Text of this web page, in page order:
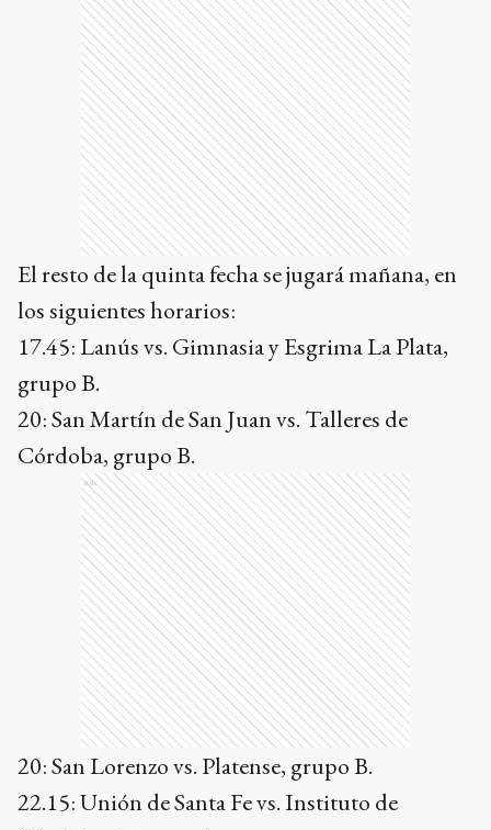
El resto de la quinta fecha se jugará mañana, en
los siguientes horarios:
17.45: Lanús vs. Gimnasia y Esgrima La Plata,
grupo B.
20: San Martín de San Juan vs. Talleres de
Córdoba, grupo B.
Ads
20: San Lorenzo vs. Platense, grupo B.
22.15: Unión de Santa Fe vs. Instituto de